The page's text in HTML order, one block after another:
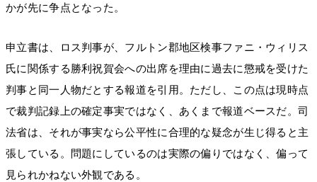
かが先に争点となった。
申立書は、ロス判事が、フルトン郡地区検事ファニ・ウィリス
氏に関係する勝利祝賀会への出席を理由に過去に懲戒を受けた
判事と同一人物だとする報道を引用。ただし、この点は現時点
で裁判記録上の確定事実ではなく、あくまで報道ベースだ。司
法省は、それが事実なら公平性に合理的な疑念が生じ得ると主
張している。問題にしているのは実際の偏りではなく、偏って
見られかねない外観である。